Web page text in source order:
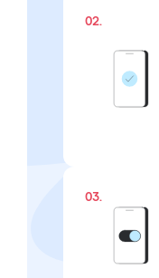
02.
03.